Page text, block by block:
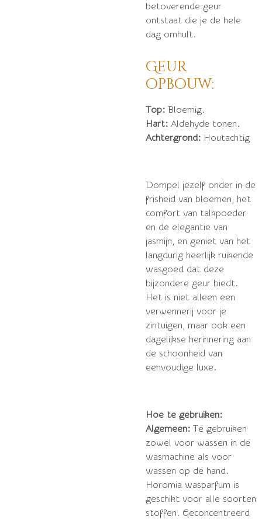
betoverende geur
ontstaat die je de hele
dag omhult.
Geur
opbouw:
Top: Bloemig.
Hart: Aldehyde tonen.
Achtergrond: Houtachtig
Dompel jezelf onder in de
frisheid van bloemen, het
comfort van talkpoeder
en de elegantie van
jasmijn, en geniet van het
langdurig heerlijk ruikende
wasgoed dat deze
bijzondere geur biedt.
Het is niet alleen een
verwennerij voor je
zintuigen, maar ook een
dagelijkse herinnering aan
de schoonheid van
eenvoudige luxe.
Hoe te gebruiken:
Algemeen: Te gebruiken
zowel voor wassen in de
wasmachine als voor
wassen op de hand.
Horomia wasparfum is
geschikt voor alle soorten
stoffen. Geconcentreerd